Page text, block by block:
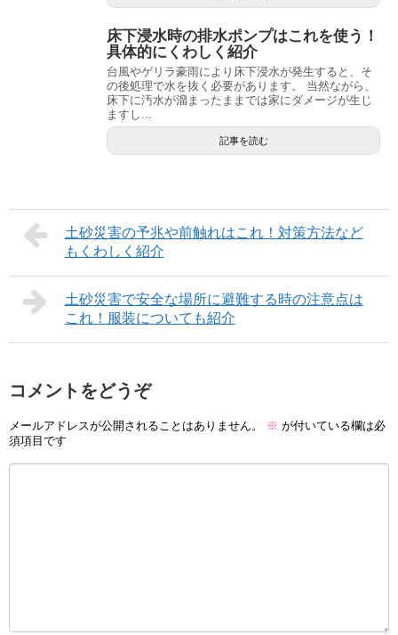
床下浸水時の排水ポンプはこれを使う！
具体的にくわしく紹介
台風やゲリラ豪雨により床下浸水が発生すると、そ
の後処理で水を抜く必要があります。 当然ながら、
床下に汚水が溜まったままでは家にダメージが生じ
ますし...
記事を読む
土砂災害の予兆や前触れはこれ！対策方法など
もくわしく紹介
土砂災害で安全な場所に避難する時の注意点は
これ！服装についても紹介
コメントをどうぞ
メールアドレスが公開されることはありません。 ※ が付いている欄は必
須項目です